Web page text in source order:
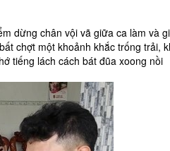
dừng chân vội vã giữa ca làm và
chợt một khoảnh khắc trống trải,
tiếng lách cách bát đũa xoong nồi